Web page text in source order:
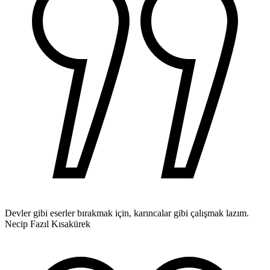
Devler gibi eserler bırakmak için, karıncalar gibi çalışmak lazım.
Necip Fazıl Kısakürek